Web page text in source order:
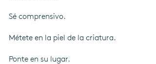
Sé comprensivo.
Métete en la piel de la criatura.
Ponte en su lugar.